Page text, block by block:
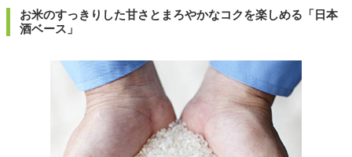
お米のすっきりした甘さとまろやかなコクを楽しめる「日本
酒ベース」